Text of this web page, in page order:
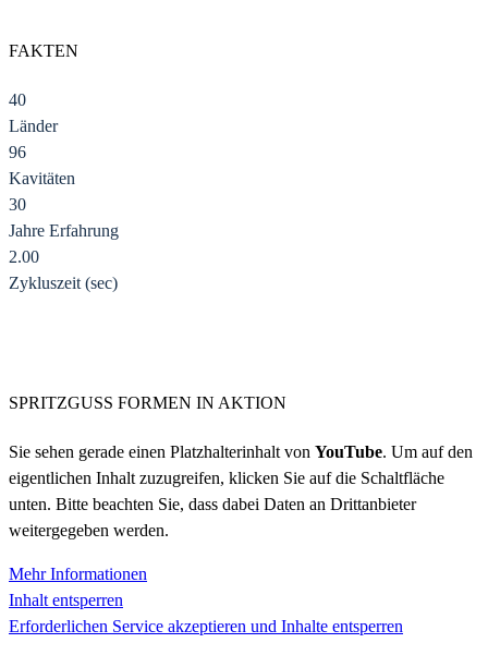
FAKTEN
40
Länder
96
Kavitäten
30
Jahre Erfahrung
2.00
Zykluszeit (sec)
SPRITZGUSS FORMEN IN AKTION
Sie sehen gerade einen Platzhalterinhalt von YouTube. Um auf den
eigentlichen Inhalt zuzugreifen, klicken Sie auf die Schaltfläche
unten. Bitte beachten Sie, dass dabei Daten an Drittanbieter
weitergegeben werden.
Mehr Informationen
Inhalt entsperren
Erforderlichen Service akzeptieren und Inhalte entsperren